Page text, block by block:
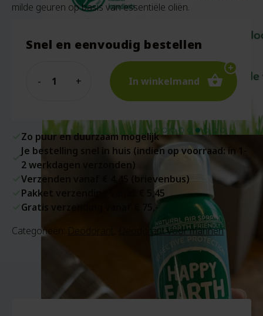
milde geuren op basis van essentiële oliën.
Snel en eenvoudig bestellen
In winkelmand
Zo puur en duurzaam mogelijk
Je bestelling snel in huis (indien op voorraad: in 1-
2 werkdagen verzonden)
Verzenden vanaf € 4,45 (brievenbus)
Pakket verzending vanaf € 5,45
Gratis verzending vanaf € 75,-
Categorieën:
Deodorant Deodorant voor mannen